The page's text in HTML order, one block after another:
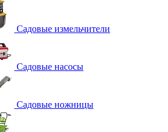
Садовые измельчители
Садовые насосы
Садовые ножницы